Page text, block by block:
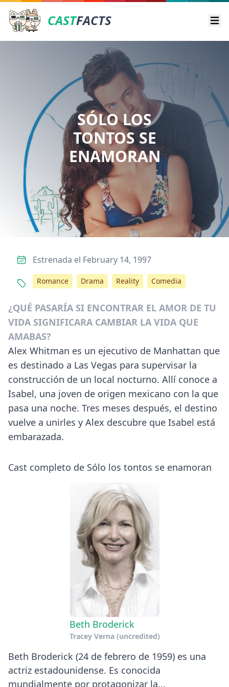
CASTFACTS
SÓLO LOS
TONTOS SE
ENAMORAN
¿QUÉ PASARÍA SI ENCONTRAR EL AMOR DE TU
VIDA SIGNIFICARA CAMBIAR LA VIDA QUE
AMABAS?
Alex Whitman es un ejecutivo de Manhattan que
es destinado a Las Vegas para supervisar la
construcción de un local nocturno. Allí conoce a
Isabel, una joven de origen mexicano con la que
pasa una noche. Tres meses después, el destino
vuelve a unirles y Alex descubre que Isabel está
embarazada.
Cast completo de Sólo los tontos se enamoran
Beth Broderick
Tracey Verna (uncredited)
Beth Broderick (24 de febrero de 1959) es una
actriz estadounidense. Es conocida
mundialmente por protagonizar la...
Estrenada el February 14, 1997
Romance Drama Reality Comedia